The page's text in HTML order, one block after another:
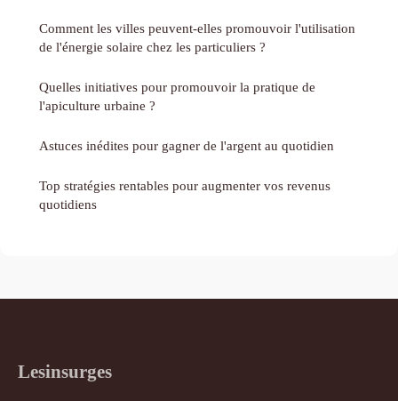
Comment les villes peuvent-elles promouvoir l'utilisation
de l'énergie solaire chez les particuliers ?
Quelles initiatives pour promouvoir la pratique de
l'apiculture urbaine ?
Astuces inédites pour gagner de l'argent au quotidien
Top stratégies rentables pour augmenter vos revenus
quotidiens
Lesinsurges